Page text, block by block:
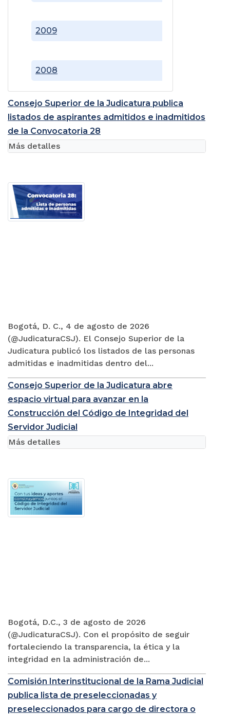
2008
2009
Consejo Superior de la Judicatura publica
listados de aspirantes admitidos e inadmitidos
de la Convocatoria 28
Bogotá, D. C., 4 de agosto de 2026
(@JudicaturaCSJ). El Consejo Superior de la
Judicatura publicó los listados de las personas
admitidas e inadmitidas dentro del...
Más detalles
Consejo Superior de la Judicatura abre
espacio virtual para avanzar en la
Construcción del Código de Integridad del
Servidor Judicial
Bogotá, D.C., 3 de agosto de 2026
(@JudicaturaCSJ). Con el propósito de seguir
fortaleciendo la transparencia, la ética y la
integridad en la administración de...
Más detalles
Comisión Interinstitucional de la Rama Judicial
publica lista de preseleccionadas y
preseleccionados para cargo de directora o